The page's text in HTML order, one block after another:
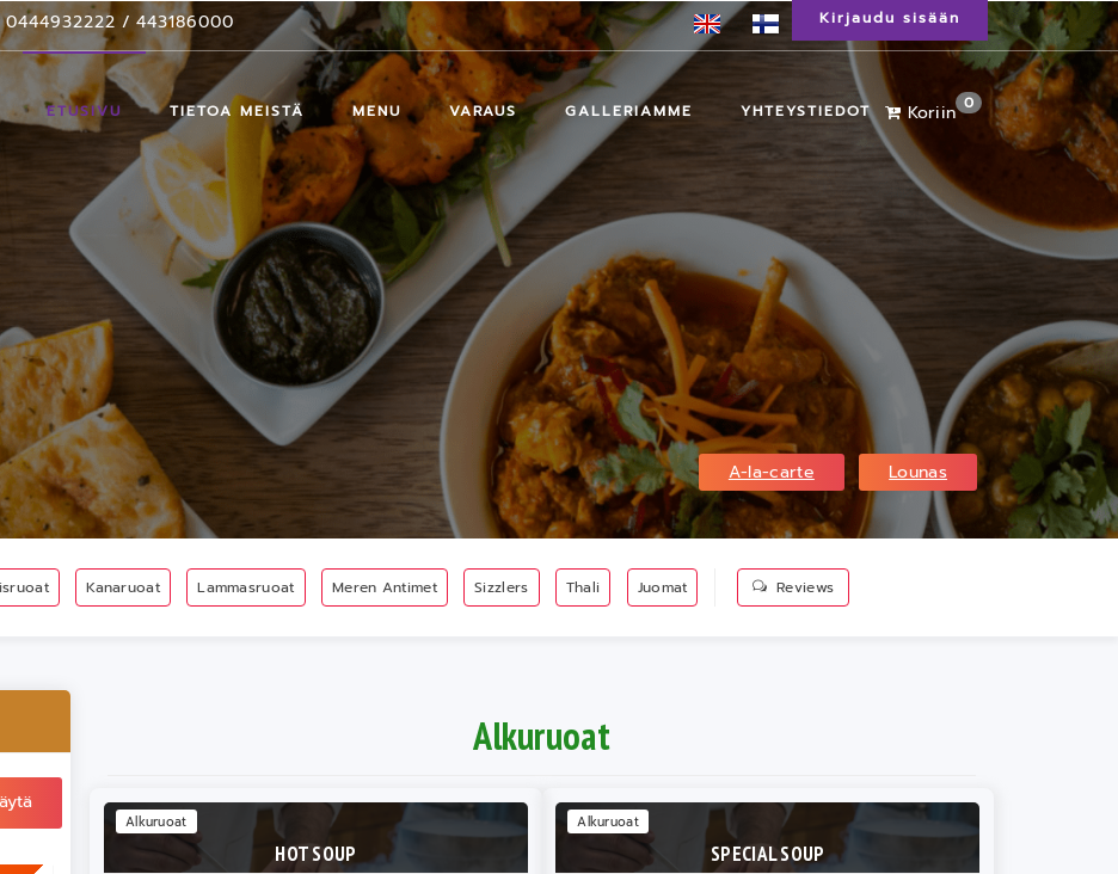
0444932222 /443186000 Kirjaudu sisään
ETUSIVU TIETOA MEISTÄ MENU VARAUS GALLERIAMME YHTEYSTIEDOT Koriin0
A-la-carte Lounas
Kanaruoat Lammasruoat Meren Antimet Sizzlers Thali Juomat Reviews
Alkuruoat
HOT SOUP
Alkuruoat
SPECIAL SOUP
Alkuruoat